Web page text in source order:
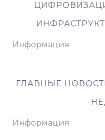
Информация
ГЛАВНЫЕ
Информация